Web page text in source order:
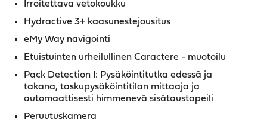
Irroitettava vetokoukku
Hydractive 3+ kaasunestejousitus
eMy Way navigointi
Etuistuinten urheilullinen Caractere - muotoilu
Pack Detection I: Pysäköintitutka edessä ja
takana, taskupysäköintitilan mittaaja ja
automaattisesti himmenevä sisätaustapeili
Peruutuskamera